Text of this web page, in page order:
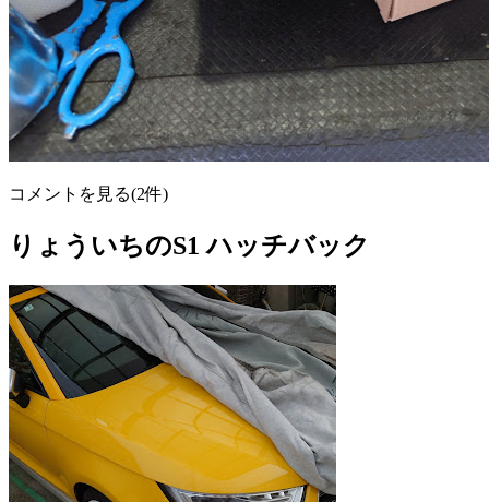
コメントを見る(2件)
りょういちのS1 ハッチバック